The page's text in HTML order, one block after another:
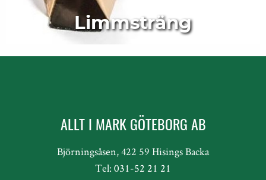
Limmsträng
ALLT I MARK GÖTEBORG AB
Björningsåsen, 422 59 Hisings Backa
Tel: 031-52 21 21